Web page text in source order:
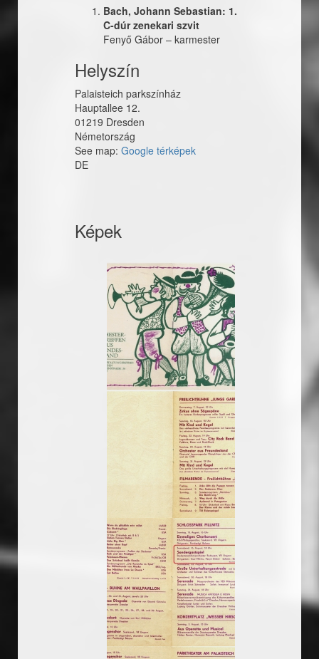
Bach, Johann Sebastian: 1.
C-dúr zenekari szvit
Fenyő Gábor – karmester
Helyszín
Palaisteich parkszínház
Hauptallee 12.
01219 Dresden
Németország
See map: Google térképek
DE
Képek